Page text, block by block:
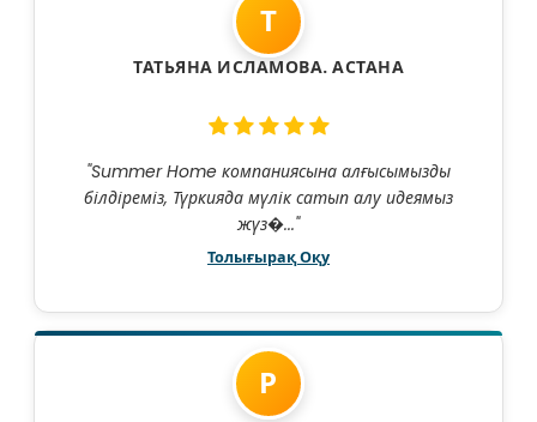
Т
ТАТЬЯНА ИСЛАМОВА. АСТАНА
"Summer Home компаниясына алғысымызды
білдіреміз, Түркияда мүлік сатып алу идеямыз
жүз�..."
Толығырақ Оқу
Р